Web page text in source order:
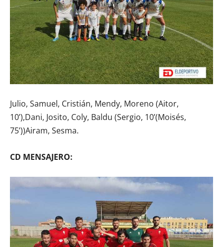
Julio, Samuel, Cristián, Mendy, Moreno (Aitor,
10’),Dani, Josito, Coly, Baldu (Sergio, 10’(Moisés,
75’))Airam, Sesma.
CD MENSAJERO: